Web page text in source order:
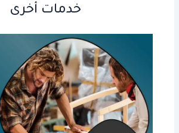
خدمات أخرى